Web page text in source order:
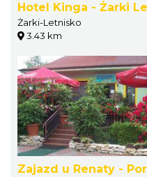
Hotel Kinga - Żarki
Żarki-Letnisko
3.43 km
Zajazd u Renaty -